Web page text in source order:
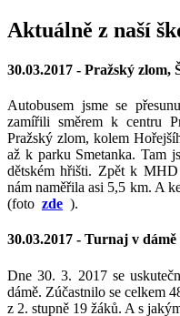
Aktuálně z naší
30.03.2017 - Pražský zlom,
Autobusem jsme se
zamířili směrem k centru
Pražský zlom, kolem
až k parku Smetanka. Tam
dětském hřišti. Zpět k
nám naměřila asi 5,5 km. A
(foto zde ).
30.03.2017 - Turnaj v
Dne 30. 3. 2017 se
dámě. Zúčastnilo se celkem
z 2. stupně 19 žáků. A s